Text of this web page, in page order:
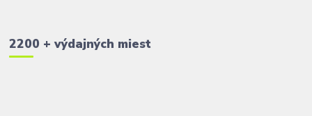
2200 + výdajných miest